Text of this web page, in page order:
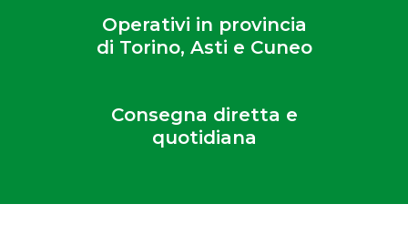
Operativi in provincia
di Torino, Asti e Cuneo
Consegna diretta e
quotidiana